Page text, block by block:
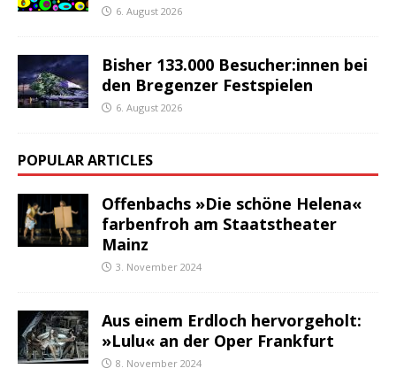
6. August 2026
Bisher 133.000 Besucher:innen bei
den Bregenzer Festspielen
6. August 2026
POPULAR ARTICLES
Offenbachs »Die schöne Helena«
farbenfroh am Staatstheater
Mainz
3. November 2024
Aus einem Erdloch hervorgeholt:
»Lulu« an der Oper Frankfurt
8. November 2024